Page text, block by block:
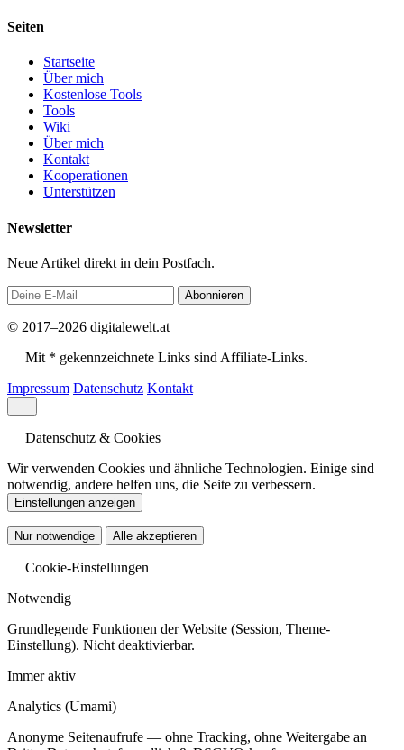
Seiten
Startseite
Über mich
Kostenlose Tools
Tools
Wiki
Über mich
Kontakt
Kooperationen
Unterstützen
Newsletter
Neue Artikel direkt in dein Postfach.
Abonnieren
© 2017–2026 digitalewelt.at
Mit * gekennzeichnete Links sind Affiliate-Links.
Impressum Datenschutz Kontakt
Datenschutz & Cookies
Wir verwenden Cookies und ähnliche Technologien. Einige sind
notwendig, andere helfen uns, die Seite zu verbessern.
Einstellungen anzeigen
Nur notwendige Alle akzeptieren
Cookie-Einstellungen
Notwendig
Grundlegende Funktionen der Website (Session, Theme-
Einstellung). Nicht deaktivierbar.
Immer aktiv
Analytics (Umami)
Anonyme Seitenaufrufe — ohne Tracking, ohne Weitergabe an